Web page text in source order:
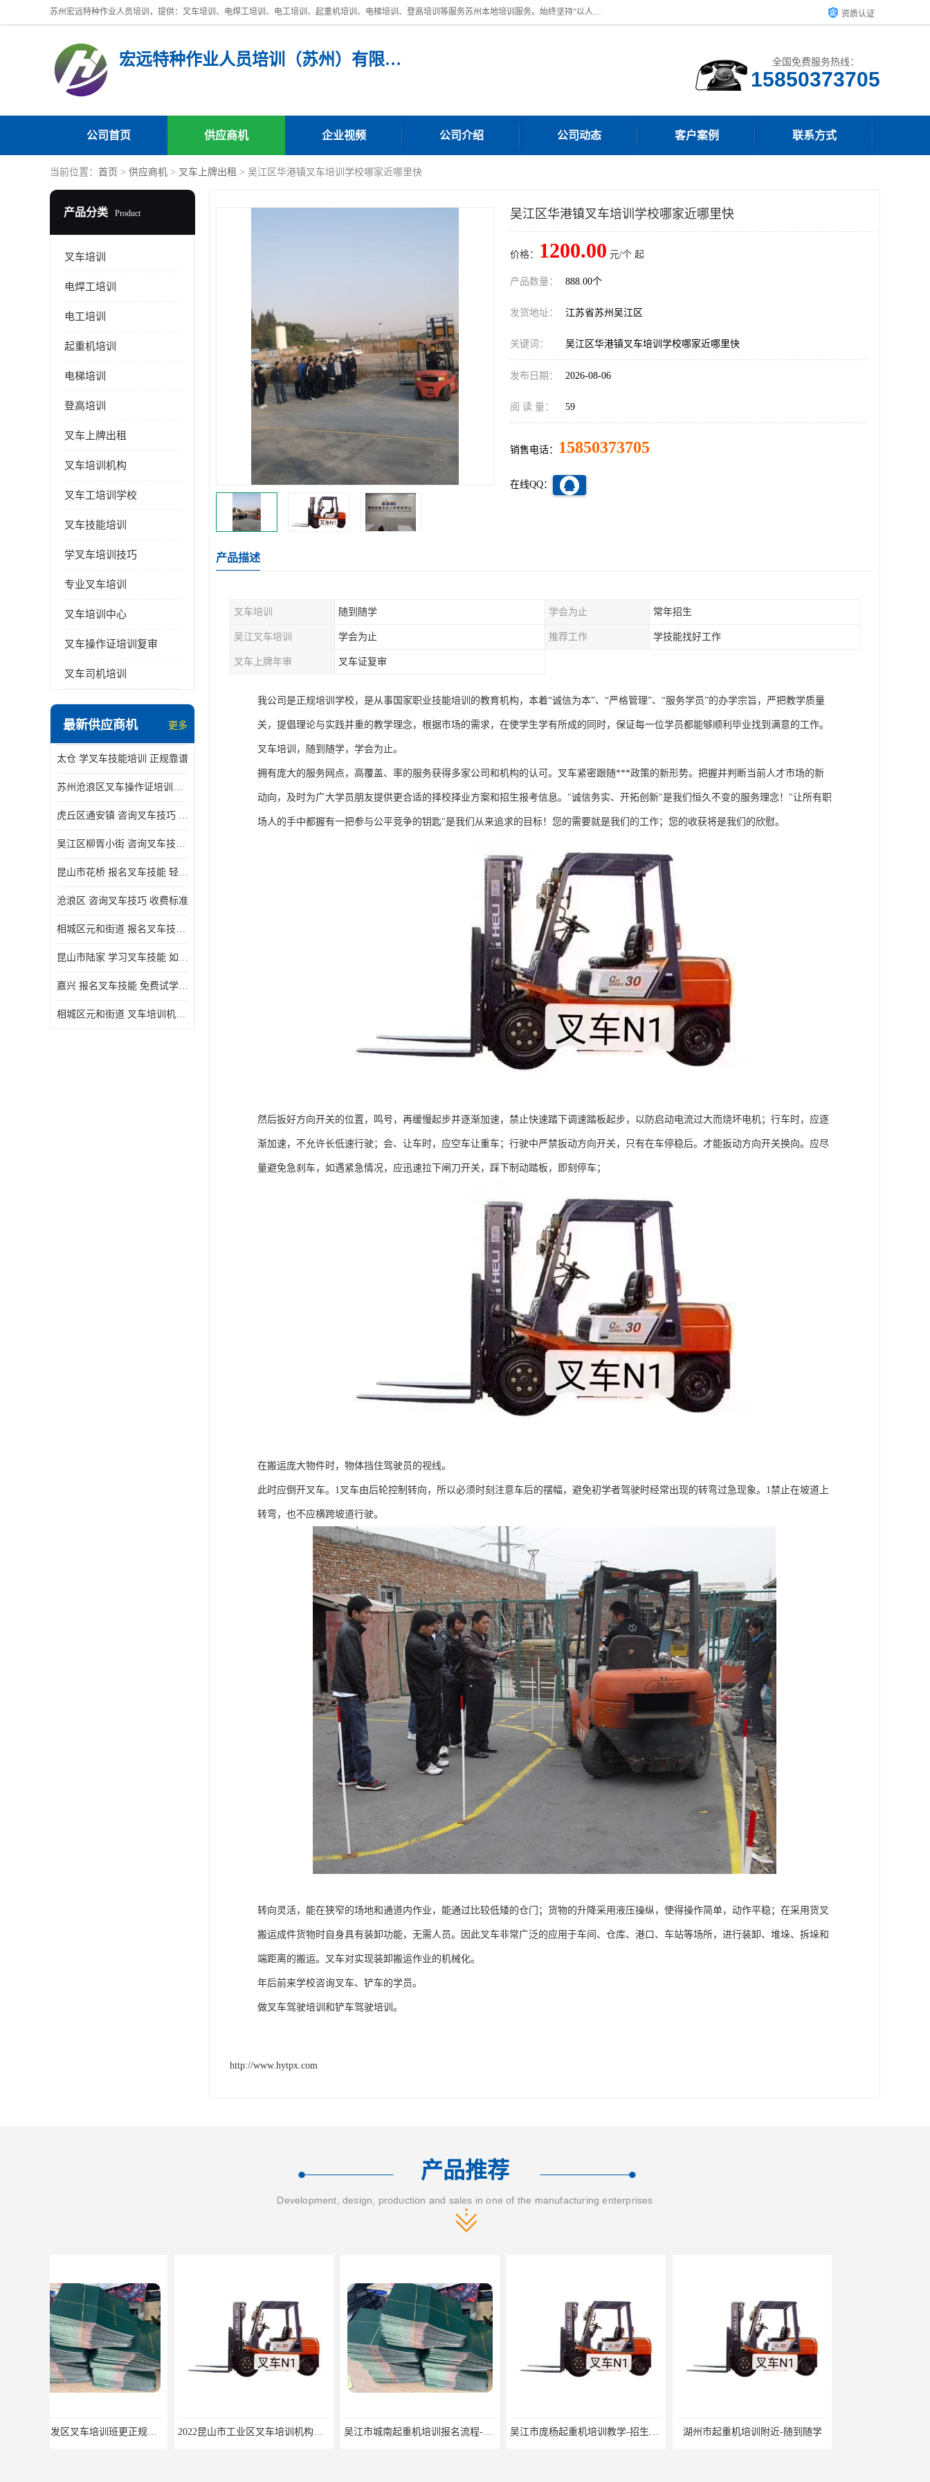
苏州宏远特种作业人员培训，提供：叉车培训、电焊工培训、电工培训、起重机培训、电梯培训、登高培训等服务苏州本地培训服务。始终坚持“以人为本，质量立校”的办学思想，以培养社会应用型人才为己任，明码收费，诚实守信，中途不收任何费用。随到随学，学会为止，一期未学会者免费再学，直到学会为止。 资质认证
宏远特种作业人员培训（苏州）有限公司 全国免费服务热线：
15850373705
公司首页 供应商机 企业视频 公司介绍 公司动态 客户案例 联系方式
当前位置： 首页 > 供应商机 > 叉车上牌出租 > 吴江区华港镇叉车培训学校哪家近哪里快
产品分类 Product
叉车培训
电焊工培训
电工培训
起重机培训
电梯培训
登高培训
叉车上牌出租
叉车培训机构
叉车工培训学校
叉车技能培训
学叉车培训技巧
专业叉车培训
叉车培训中心
叉车操作证培训复审
叉车司机培训
最新供应商机 更多
太仓 学叉车技能培训 正规靠谱
苏州沧浪区叉车操作证培训已更新科目
虎丘区通安镇 咨询叉车技巧 新政策已公布
吴江区柳胥小街 咨询叉车技巧 附近那家正规
昆山市花桥 报名叉车技能 轻松试学无压力
沧浪区 咨询叉车技巧 收费标准
相城区元和街道 报名叉车技能 没有学历怎么办
昆山市陆家 学习叉车技能 如何选择很重要
嘉兴 报名叉车技能 免费试学联系电话
相城区元和街道 叉车培训机构 如何选择很重要
吴江区华港镇叉车培训学校哪家近哪里快
价格： 1200.00 元/个 起
产品数量： 888.00个
发货地址： 江苏省苏州吴江区
关键词： 吴江区华港镇叉车培训学校哪家近哪里快
发布日期： 2026-08-06
阅 读 量： 59
销售电话： 15850373705
在线QQ：
产品描述
叉车培训 随到随学 学会为止 常年招生
吴江叉车培训 学会为止 推荐工作 学技能找好工作
叉车上牌年审 叉车证复审
我公司是正规培训学校，是从事国家职业技能培训的教育机构，本着“诚信为本”、“严格管理”、“服务学员”的办学宗旨，严把教学质量
关，提倡理论与实践并重的教学理念，根据市场的需求，在使学生学有所成的同时，保证每一位学员都能够顺利毕业找到满意的工作。
叉车培训，随到随学，学会为止。
拥有庞大的服务网点，高覆盖、率的服务获得多家公司和机构的认可。叉车紧密跟随***政策的新形势。把握并判断当前人才市场的新
动向，及时为广大学员朋友提供更合适的择校择业方案和招生报考信息。"诚信务实、开拓创新"是我们恒久不变的服务理念！"让所有职
场人的手中都握有一把参与公平竞争的钥匙"是我们从来追求的目标！您的需要就是我们的工作；您的收获将是我们的欣慰。
然后扳好方向开关的位置，鸣号，再缓慢起步并逐渐加速，禁止快速踏下调速踏板起步，以防启动电流过大而烧坏电机；行车时，应逐
渐加速，不允许长低速行驶；会、让车时，应空车让重车；行驶中严禁扳动方向开关，只有在车停稳后。才能扳动方向开关换向。应尽
量避免急刹车，如遇紧急情况，应迅速拉下闸刀开关，踩下制动踏板，即刻停车；
在搬运庞大物件时，物体挡住驾驶员的视线。
此时应倒开叉车。1叉车由后轮控制转向，所以必须时刻注意车后的摆幅，避免初学者驾驶时经常出现的转弯过急现象。1禁止在坡道上
转弯，也不应横跨坡道行驶。
转向灵活，能在狭窄的场地和通道内作业，能通过比较低矮的仓门；货物的升降采用液压操纵，使得操作简单，动作平稳；在采用货叉
搬运成件货物时自身具有装卸功能，无需人员。因此叉车非常广泛的应用于车间、仓库、港口、车站等场所，进行装卸、堆垛、拆垛和
端距离的搬运。叉车对实现装卸搬运作业的机械化。
年后前来学校咨询叉车、铲车的学员。
做叉车驾驶培训和铲车驾驶培训。
http://www.hytpx.com
产品推荐
Development, design, production and sales in one of the manufacturing enterprises
2022昆山市工业区叉车培训机构学会为止 吴江市城南起重机培训报名流程-随报随考 吴江市庞杨起重机培训教学-招生条件 湖州市起重机培训附近-随到随学 吴江市庞杨电梯培训附近-随报随考